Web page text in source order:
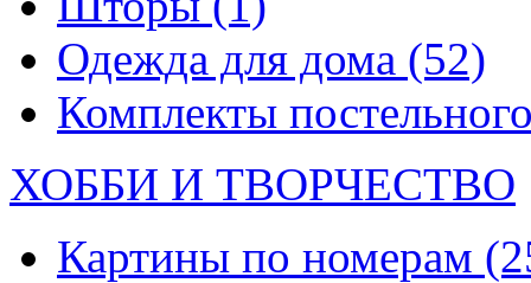
Одежда для дома (52)
Комплекты
ХОББИ И ТВОРЧЕСТВО
Картины по номерам